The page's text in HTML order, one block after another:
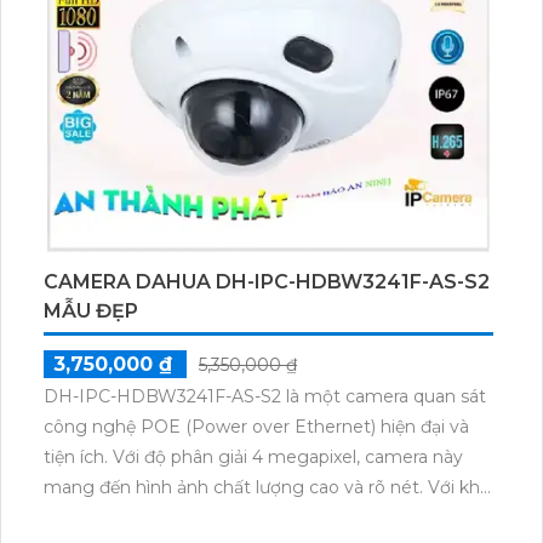
huống khác nhau.
CAMERA DAHUA DH-IPC-HDBW3241F-AS-S2
MẪU ĐẸP
3,750,000 ₫
5,350,000 ₫
DH-IPC-HDBW3241F-AS-S2 là một camera quan sát
công nghệ POE (Power over Ethernet) hiện đại và
tiện ích. Với độ phân giải 4 megapixel, camera này
mang đến hình ảnh chất lượng cao và rõ nét. Với khả